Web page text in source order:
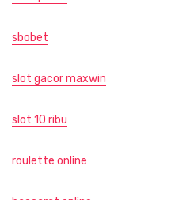
sbobet
slot gacor maxwin
slot 10 ribu
roulette online